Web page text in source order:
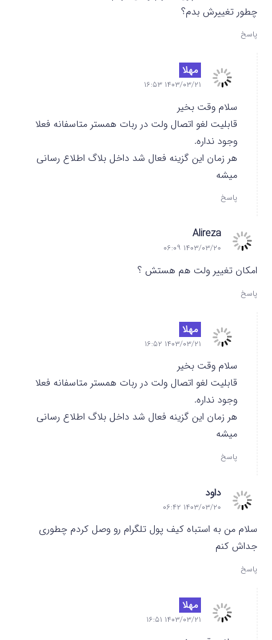
چطور تغییرش بدم؟
پاسخ
مهلا
۱۴۰۳/۰۳/۲۱ ۱۶:۵۳
سلام وقت بخیر
قابلیت لغو اتصال ولت در ربات همستر متاسفانه فعلا
وجود نداره.
هر زمان این گزینه فعال شد داخل بلاگ اطلاع رسانی
میشه
پاسخ
Alireza
۱۴۰۳/۰۳/۲۰ ۰۶:۰۹
امکان تغییر ولت هم هستش ؟
پاسخ
مهلا
۱۴۰۳/۰۳/۲۱ ۱۶:۵۲
سلام وقت بخیر
قابلیت لغو اتصال ولت در ربات همستر متاسفانه فعلا
وجود نداره.
هر زمان این گزینه فعال شد داخل بلاگ اطلاع رسانی
میشه
پاسخ
داود
۱۴۰۳/۰۳/۲۰ ۰۶:۴۲
سلام من به استباه کیف پول تلگرام رو وصل کردم چطوری
جداش کنم
پاسخ
مهلا
۱۴۰۳/۰۳/۲۱ ۱۶:۵۱